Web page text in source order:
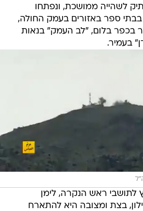
לשהייה ממושכת, ונפתחו
ספר באזורים בעמק החולה,
בכפר בלום, "לב העמק" בנאות
בעמיר.
לתושבי ראש הנקרה, לימן
בצת ומצובה היא להתארח